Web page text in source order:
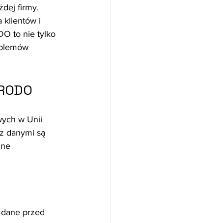
firmy.
klientów i
to nie tylko
w Unii
danymi są
przed